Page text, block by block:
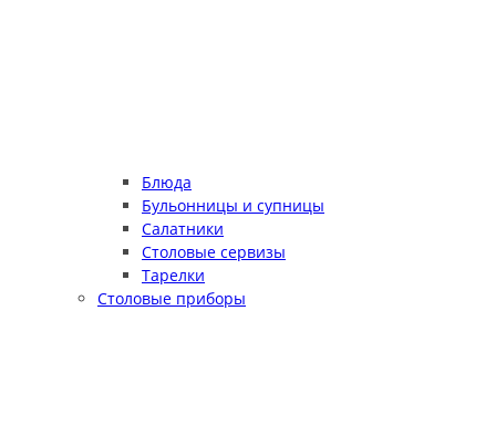
Блюда
Бульонницы и супницы
Салатники
Столовые сервизы
Тарелки
Столовые приборы